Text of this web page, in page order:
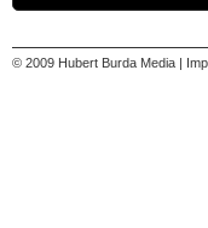
© 2009 Hubert Burda Media |